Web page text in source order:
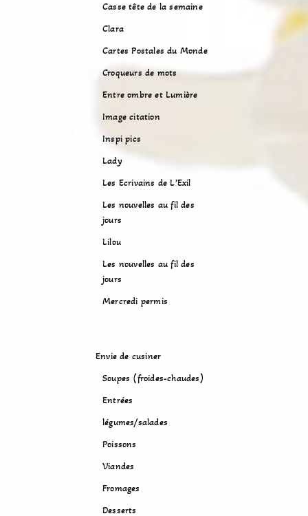
Casse tête de la semaine
Clara
Cartes Postales du Monde
Croqueurs de mots
Entre ombre et Lumière
Image citation
Inspi pics
Lady
Les Ecrivains de L’Exil
Les nouvelles au fil des
jours
Lilou
Les nouvelles au fil des
jours
Mercredi permis
Envie de cusiner
Soupes (froides-chaudes)
Entrées
légumes/salades
Poissons
Viandes
Fromages
Desserts